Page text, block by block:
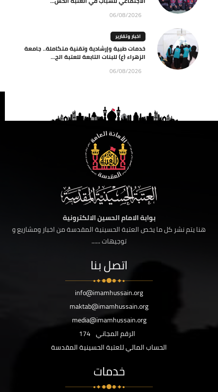
06/08/2026
اخبار وتقارير
خدمات طبية وإرشادية وتقنية متكاملة.. جامعة
الزهراء (ع) للبنات التابعة للعتبة الح...
06/08/2026
بوابة الامام الحسين الالكترونية
هنا يتم نشر كل ما يخص العتبة الحسينية المقدسة من اخبار ومشاريع و
توجيهات ......
اتصل بنا
info@imamhussain.org
maktab@imamhussain.org
media@imamhussain.org
الرقم المجاني 174
الحساب المالي للعتبة الحسينية المقدسة
خدمات